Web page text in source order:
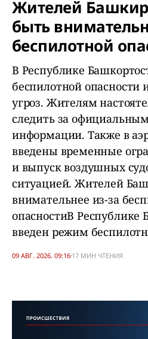
Жителей
быть
беспилотной
В Республике
беспилотной опасности
угроз. Жителям
следить за
информации. Также в
введены временные
и выпуск воздушных
ситуацией. Жителей
внимательнее из-за
опасностиВ Республике
введен режим
09 АВГ. 2026. 09:16 17 МИН ЧТЕНИЯ